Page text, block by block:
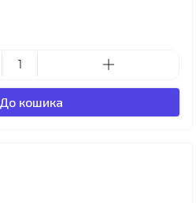
До кошика